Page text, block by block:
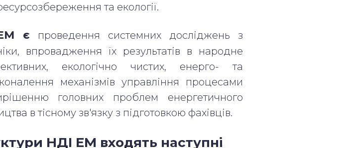
та екології.
є проведення системних досліджень з
впровадження їх результатів в народне
екологічно чистих, енерго- та
механізмів управління процесами
головних проблем енергетичного
в тісному зв'язку з підготовкою фахівців.
НДІ ЕМ входять наступні